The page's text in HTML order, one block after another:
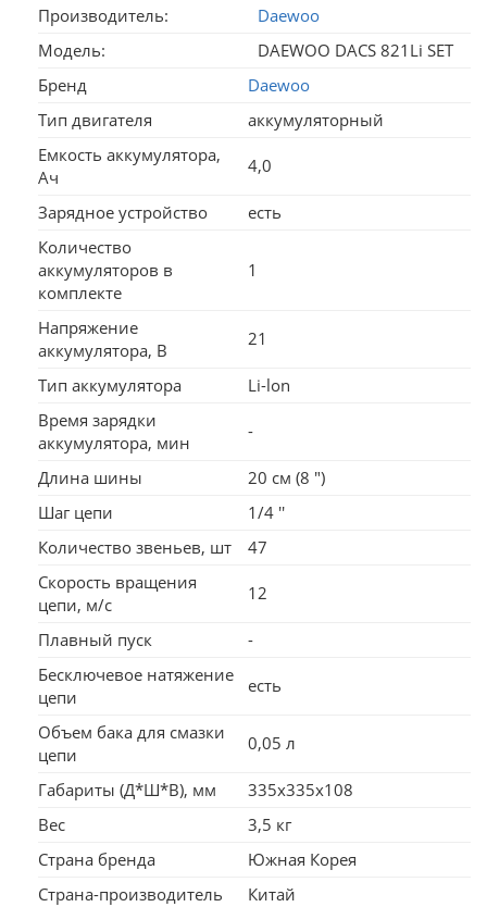
Производитель:
Daewoo
Модель:
DAEWOO DACS 821Li SET
Бренд
Daewoo
Тип двигателя
аккумуляторный
Емкость аккумулятора,
Ач
4,0
Зарядное устройство
есть
Количество
аккумуляторов в
комплекте
1
Напряжение
аккумулятора, В
21
Тип аккумулятора
Li-lon
Время зарядки
аккумулятора, мин
-
Длина шины
20 см (8 ")
Шаг цепи
1/4 ''
Количество звеньев, шт
47
Скорость вращения
цепи, м/с
12
Плавный пуск
-
Бесключевое натяжение
цепи
есть
Объем бака для смазки
цепи
0,05 л
Габариты (Д*Ш*В), мм
335x335x108
Вес
3,5 кг
Страна бренда
Южная Корея
Страна-производитель
Китай